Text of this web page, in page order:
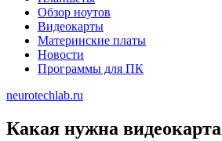
Обзор ноутов
Видеокарты
Материнские платы
Новости
Программы для ПК
neurotechlab.ru
Какая нужна